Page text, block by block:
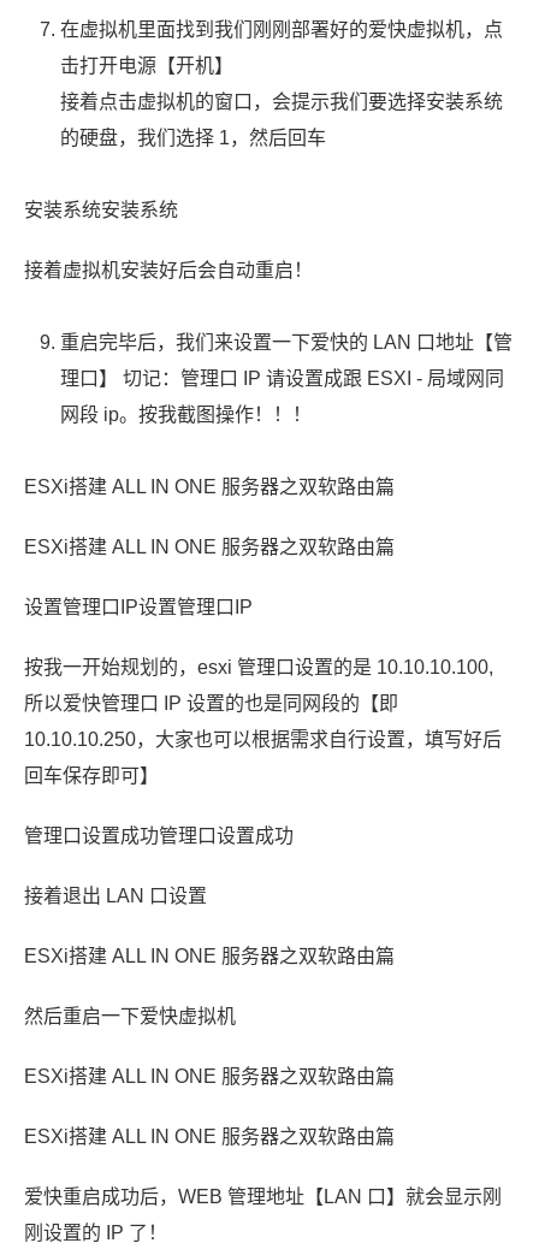
在虚拟机里面找到我们刚刚部署好的爱快虚拟机，点
击打开电源【开机】
接着点击虚拟机的窗口，会提示我们要选择安装系统
的硬盘，我们选择 1，然后回车
安装系统安装系统
接着虚拟机安装好后会自动重启！
重启完毕后，我们来设置一下爱快的 LAN 口地址【管
理口】 切记：管理口 IP 请设置成跟 ESXI - 局域网同
网段 ip。按我截图操作！！！
ESXi搭建 ALL IN ONE 服务器之双软路由篇
ESXi搭建 ALL IN ONE 服务器之双软路由篇
设置管理口IP设置管理口IP
按我一开始规划的，esxi 管理口设置的是 10.10.10.100,
所以爱快管理口 IP 设置的也是同网段的【即
10.10.10.250，大家也可以根据需求自行设置，填写好后
回车保存即可】
管理口设置成功管理口设置成功
接着退出 LAN 口设置
ESXi搭建 ALL IN ONE 服务器之双软路由篇
然后重启一下爱快虚拟机
ESXi搭建 ALL IN ONE 服务器之双软路由篇
ESXi搭建 ALL IN ONE 服务器之双软路由篇
爱快重启成功后，WEB 管理地址【LAN 口】就会显示刚
刚设置的 IP 了！